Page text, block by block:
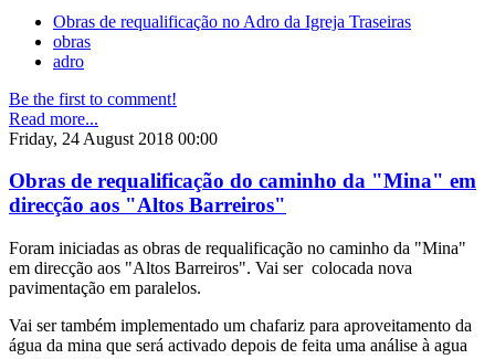
Obras de requalificação no Adro da Igreja Traseiras
obras
adro
Be the first to comment!
Read more...
Friday, 24 August 2018 00:00
Obras de requalificação do caminho da "Mina" em
direcção aos "Altos Barreiros"
Foram iniciadas as obras de requalificação no caminho da "Mina"
em direcção aos "Altos Barreiros". Vai ser colocada nova
pavimentação em paralelos.
Vai ser também implementado um chafariz para aproveitamento da
água da mina que será activado depois de feita uma análise à agua